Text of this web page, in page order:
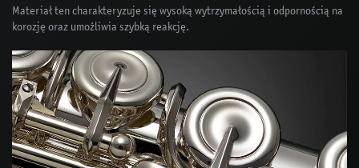
Materiał ten charakteryzuje się wysoką wytrzymałością i odpornością na
korozję oraz umożliwia szybką reakcję.